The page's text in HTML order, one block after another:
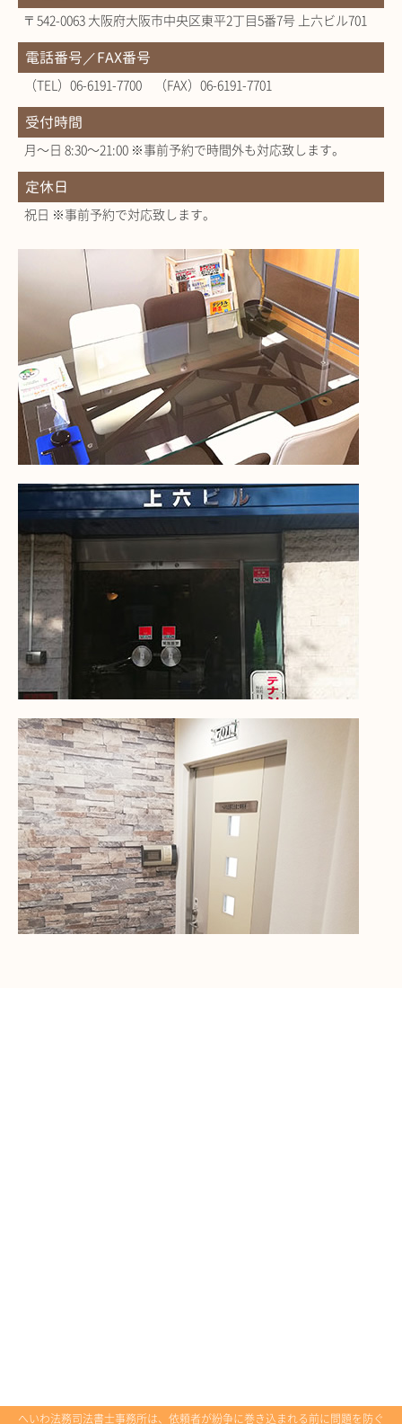
〒542-0063 大阪府大阪市中央区東平2丁目5番7号 上六ビル701
電話番号／FAX番号
（TEL）06-6191-7700 （FAX）06-6191-7701
受付時間
月～日 8:30～21:00 ※事前予約で時間外も対応致します。
定休日
祝日 ※事前予約で対応致します。
へいわ法務司法書士事務所は、依頼者が紛争に巻き込まれる前に問題を防ぐ